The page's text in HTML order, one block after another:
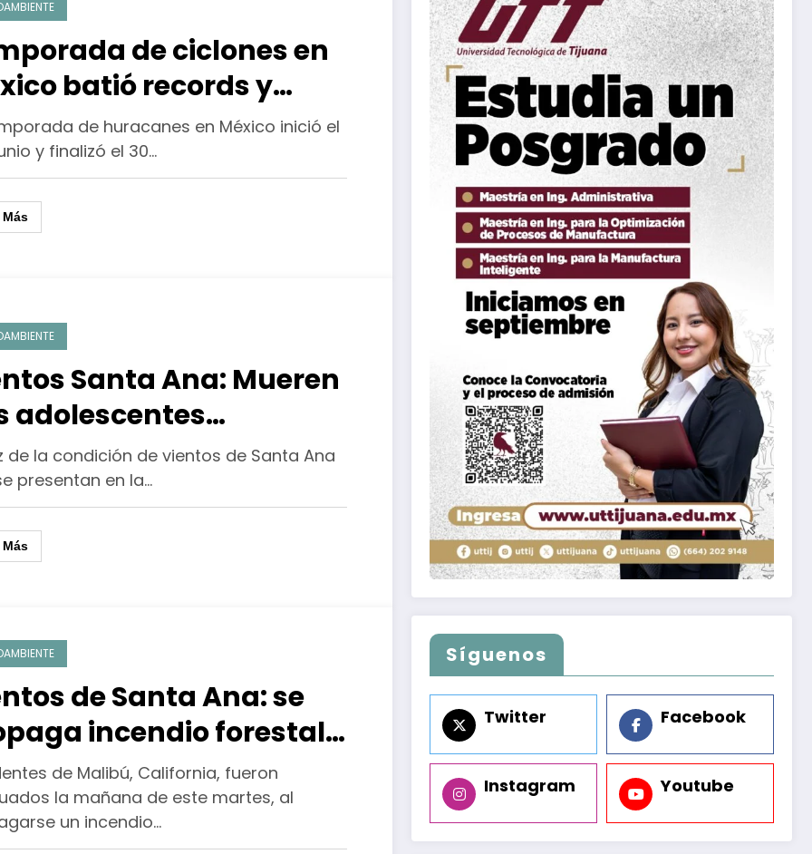
de ciclones en
batió records y
sequías
de huracanes en México inició el
y finalizó el 30…
Más
Santa Ana: Mueren
adolescentes
de la condición de vientos de Santa Ana
presentan en la…
Más
de Santa Ana: se
incendio forestal
evacúan a
de Malibú, California, fueron
la mañana de este martes, al
un incendio…
Síguenos
Twitter Facebook
Instagram Youtube